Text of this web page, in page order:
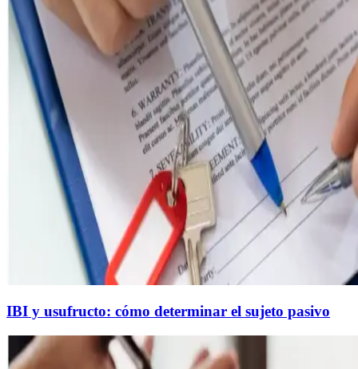
IBI y usufructo: cómo determinar el sujeto pasivo